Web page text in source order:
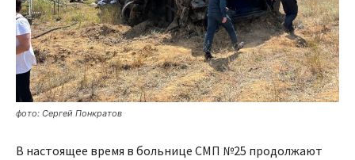
фото: Сергей Понкратов
В настоящее время в больнице СМП №25 продолжают